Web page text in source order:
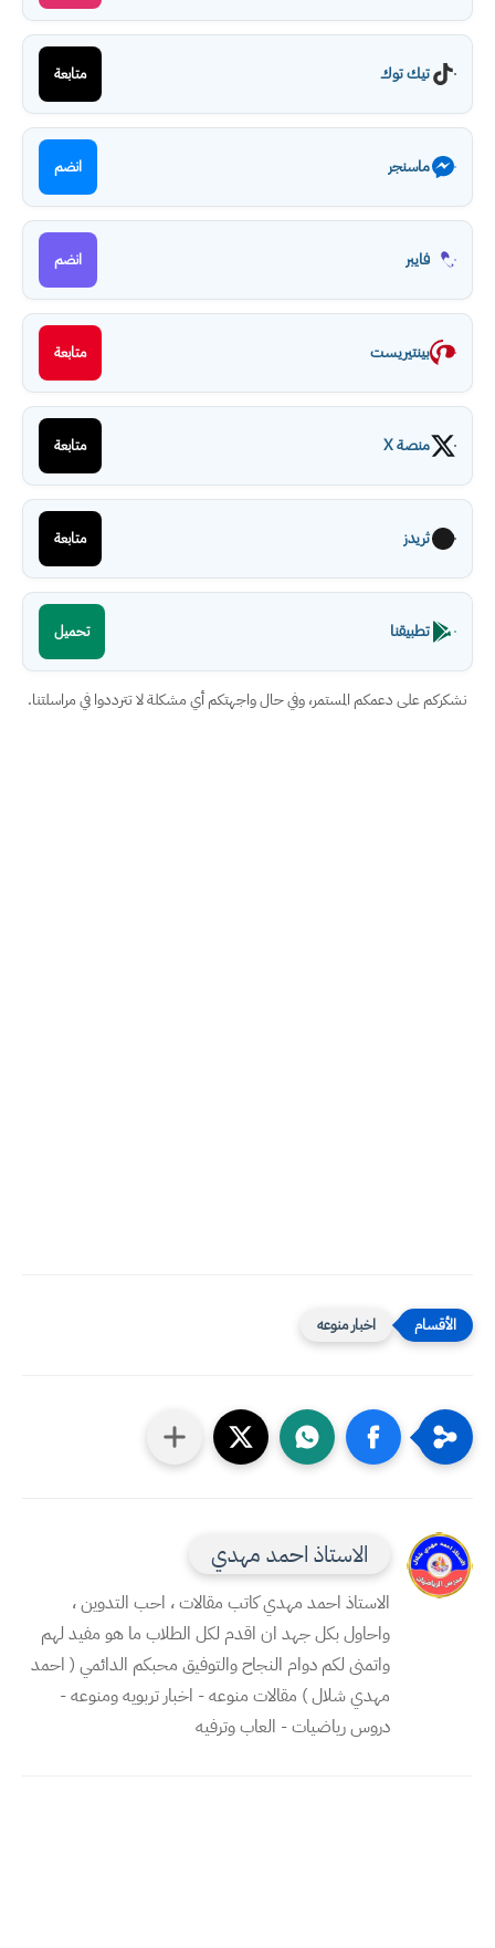
تيك توك متابعة
ماسنجر انضم
فايبر انضم
بينتيريست متابعة
منصة X متابعة
ثريدز متابعة
تطبيقنا تحميل
نشكركم على دعمكم المستمر، وفي حال واجهتكم أي مشكلة لا تترددوا في مراسلتنا.
اخبار منوعه
الاستاذ احمد مهدي
الاستاذ احمد مهدي كاتب مقالات ، احب التدوين ،
واحاول بكل جهد ان اقدم لكل الطلاب ما هو مفيد لهم
واتمنى لكم دوام النجاح والتوفيق محبكم الدائمي ( احمد
مهدي شلال ) مقالات منوعه - اخبار تربويه ومنوعه -
دروس رياضيات - العاب وترفيه